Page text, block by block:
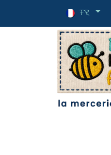
FR